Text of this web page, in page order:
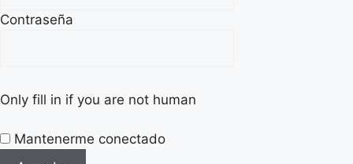
Contraseña
Only fill in if you are not human
Mantenerme conectado